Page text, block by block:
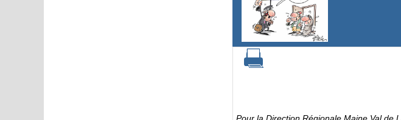
Pour la Direction Régionale Maine Val de